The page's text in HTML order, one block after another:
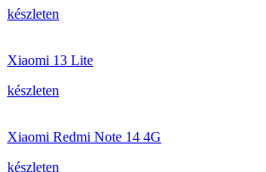
készleten
Xiaomi 13 Lite
készleten
Xiaomi Redmi Note 14 4G
készleten